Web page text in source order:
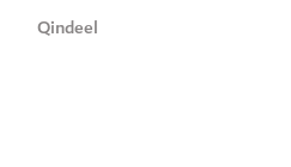
Qindeel